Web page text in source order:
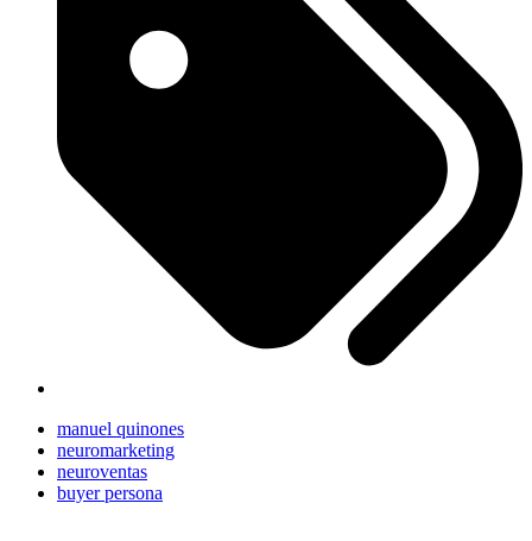
manuel quinones
neuromarketing
neuroventas
buyer persona